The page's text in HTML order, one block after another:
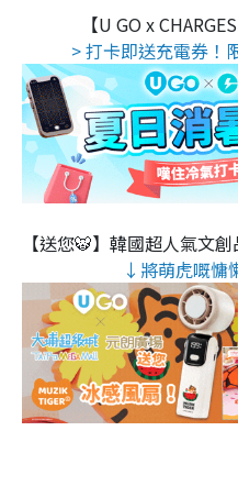
【U GO x
> 打卡即送充電券！
【送您🐯】韓國超人氣文
↓將萌虎嘅慵